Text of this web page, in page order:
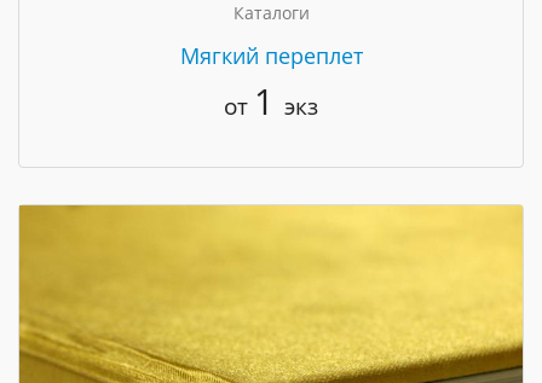
Каталоги
Мягкий переплет
от 1 экз